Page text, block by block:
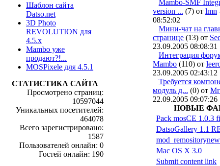
Шаблон сайта
Datso.net
3D Photo
REVOLUTION для
4.5.х
Mambo уже
продают?!...
MOSPixele для 4.5.1
СТАТИСТИКА САЙТА
Просмотрено страниц:
10597044
Уникальных посетителей:
464078
Всего зарегистрировано:
1587
Пользователей онлайн: 0
Гостей онлайн: 190
Mambo-SMF
version ... (7) от lmn
08:52:02
Мини-чат на
странице (13) от
23.09.2005 08:08:31
Интеграция
Mambo (110) от
23.09.2005 02:43:12
Требуется
модуль д... (0) от
22.09.2005 09:07:26
НОВЫЕ
Pack mosCE 1.0.3
DatsoGallery 1.1
Mac OS X 3.0
Submit content link